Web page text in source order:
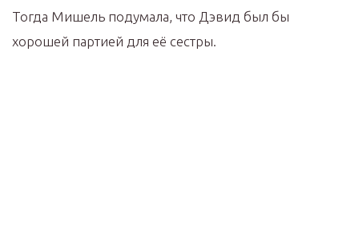
Тогда Мишель подумала, что Дэвид был бы
хорошей партией для её сестры.